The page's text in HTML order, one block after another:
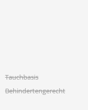
Tauchbasis
Behindertengerecht